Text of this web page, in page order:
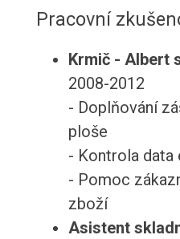
Pracovní
Krmič - Albert
2008-2012
- Doplňování
ploše
- Kontrola data
- Pomoc
zboží
Asistent